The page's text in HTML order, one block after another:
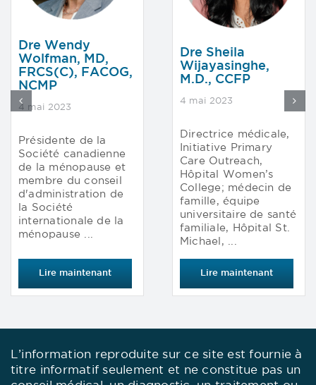
Dre Wendy
Wolfman, MD,
FRCS(C), FACOG,
NCMP
4 mai 2023
Présidente de la
Société canadienne
de la ménopause et
membre du conseil
d'administration de
la Société
internationale de la
ménopause ...
Lire maintenant
Dre Sheila
Wijayasinghe,
M.D., CCFP
4 mai 2023
Directrice médicale,
Initiative Primary
Care Outreach,
Hôpital Women’s
College; médecin de
famille, équipe
universitaire de santé
familiale, Hôpital St.
Michael, ...
Lire maintenant
L’information reproduite sur ce site est fournie à
titre informatif seulement et ne constitue pas un